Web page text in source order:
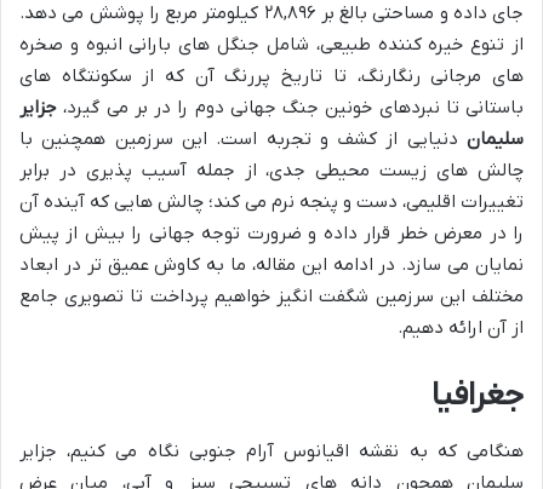
جای داده و مساحتی بالغ بر ۲۸,۸۹۶ کیلومتر مربع را پوشش می دهد.
از تنوع خیره کننده طبیعی، شامل جنگل های بارانی انبوه و صخره
های مرجانی رنگارنگ، تا تاریخ پررنگ آن که از سکونتگاه های
باستانی تا نبردهای خونین جنگ جهانی دوم را در بر می گیرد، جزایر
سلیمان دنیایی از کشف و تجربه است. این سرزمین همچنین با
چالش های زیست محیطی جدی، از جمله آسیب پذیری در برابر
تغییرات اقلیمی، دست و پنجه نرم می کند؛ چالش هایی که آینده آن
را در معرض خطر قرار داده و ضرورت توجه جهانی را بیش از پیش
نمایان می سازد. در ادامه این مقاله، ما به کاوش عمیق تر در ابعاد
مختلف این سرزمین شگفت انگیز خواهیم پرداخت تا تصویری جامع
از آن ارائه دهیم.
جغرافیا
هنگامی که به نقشه اقیانوس آرام جنوبی نگاه می کنیم، جزایر
سلیمان همچون دانه های تسبیحی سبز و آبی، میان عرض